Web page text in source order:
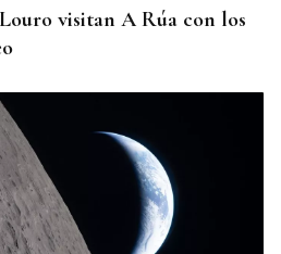
visitan A Rúa con los